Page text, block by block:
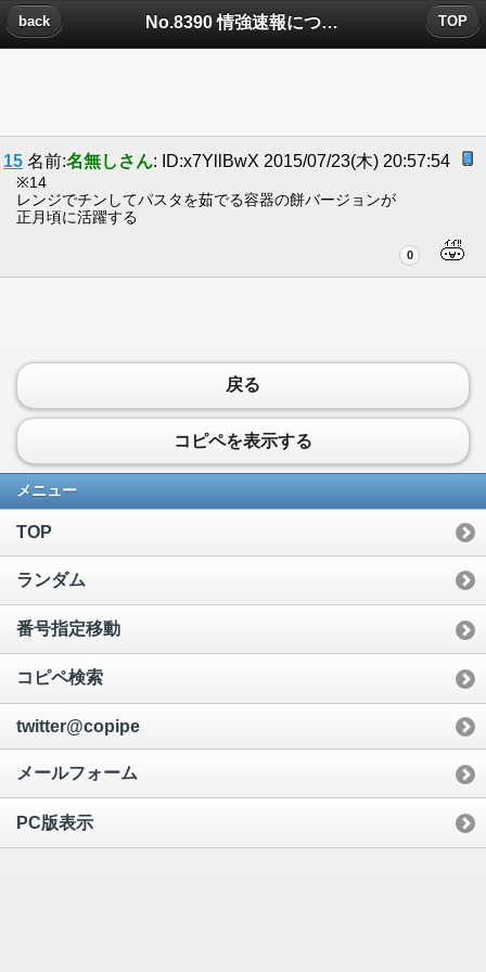
No.8390 情強速報についたコメント
back TOP
15 名前:名無しさん: ID:x7YllBwX 2015/07/23(木) 20:57:54
※14
レンジでチンしてパスタを茹でる容器の餅バージョンが
正月頃に活躍する
0
戻る
コピペを表示する
メニュー
TOP
ランダム
番号指定移動
コピペ検索
twitter@copipe
メールフォーム
PC版表示